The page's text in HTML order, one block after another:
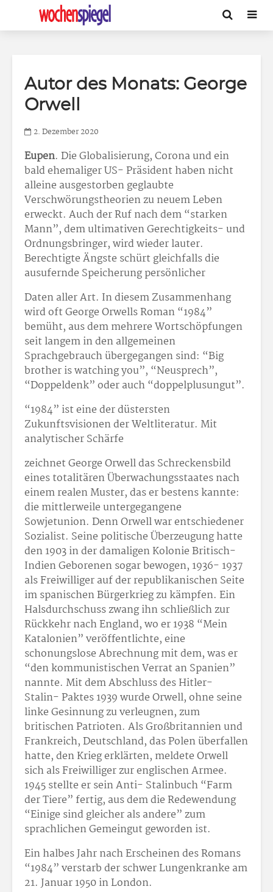
Autor des Monats: George
Orwell
2. Dezember 2020
Eupen. Die Globalisierung, Corona und ein
bald ehemaliger US- Präsident haben nicht
alleine ausgestorben geglaubte
Verschwörungstheorien zu neuem Leben
erweckt. Auch der Ruf nach dem “starken
Mann”, dem ultimativen Gerechtigkeits- und
Ordnungsbringer, wird wieder lauter.
Berechtigte Ängste schürt gleichfalls die
ausufernde Speicherung persönlicher
Daten aller Art. In diesem Zusammenhang
wird oft George Orwells Roman “1984”
bemüht, aus dem mehrere Wortschöpfungen
seit langem in den allgemeinen
Sprachgebrauch übergegangen sind: “Big
brother is watching you”, “Neusprech”,
“Doppeldenk” oder auch “doppelplusungut”.
“1984” ist eine der düstersten
Zukunftsvisionen der Weltliteratur. Mit
analytischer Schärfe
zeichnet George Orwell das Schreckensbild
eines totalitären Überwachungsstaates nach
einem realen Muster, das er bestens kannte:
die mittlerweile untergegangene
Sowjetunion. Denn Orwell war entschiedener
Sozialist. Seine politische Überzeugung hatte
den 1903 in der damaligen Kolonie Britisch-
Indien Geborenen sogar bewogen, 1936- 1937
als Freiwilliger auf der republikanischen Seite
im spanischen Bürgerkrieg zu kämpfen. Ein
Halsdurchschuss zwang ihn schließlich zur
Rückkehr nach England, wo er 1938 “Mein
Katalonien” veröffentlichte, eine
schonungslose Abrechnung mit dem, was er
“den kommunistischen Verrat an Spanien”
nannte. Mit dem Abschluss des Hitler-
Stalin- Paktes 1939 wurde Orwell, ohne seine
linke Gesinnung zu verleugnen, zum
britischen Patrioten. Als Großbritannien und
Frankreich, Deutschland, das Polen überfallen
hatte, den Krieg erklärten, meldete Orwell
sich als Freiwilliger zur englischen Armee.
1945 stellte er sein Anti- Stalinbuch “Farm
der Tiere” fertig, aus dem die Redewendung
“Einige sind gleicher als andere” zum
sprachlichen Gemeingut geworden ist.
Ein halbes Jahr nach Erscheinen des Romans
“1984” verstarb der schwer Lungenkranke am
21. Januar 1950 in London.